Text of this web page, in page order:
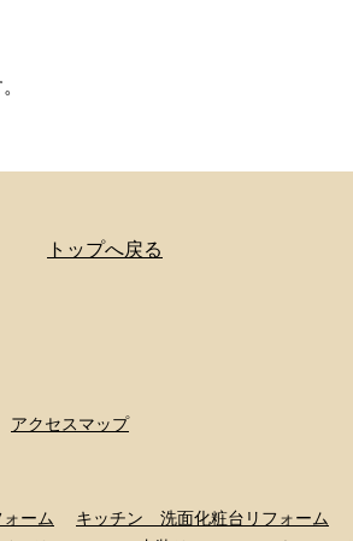
トップへ戻る
アクセスマップ
ーム
キッチン 洗面化粧台リフォーム